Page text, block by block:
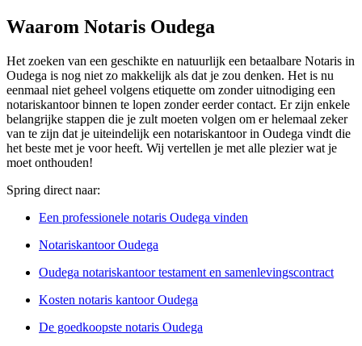
Waarom Notaris Oudega
Het zoeken van een geschikte en natuurlijk een betaalbare Notaris in
Oudega is nog niet zo makkelijk als dat je zou denken. Het is nu
eenmaal niet geheel volgens etiquette om zonder uitnodiging een
notariskantoor binnen te lopen zonder eerder contact. Er zijn enkele
belangrijke stappen die je zult moeten volgen om er helemaal zeker
van te zijn dat je uiteindelijk een notariskantoor in Oudega vindt die
het beste met je voor heeft. Wij vertellen je met alle plezier wat je
moet onthouden!
Spring direct naar:
Een professionele notaris Oudega vinden
Notariskantoor Oudega
Oudega notariskantoor testament en samenlevingscontract
Kosten notaris kantoor Oudega
De goedkoopste notaris Oudega